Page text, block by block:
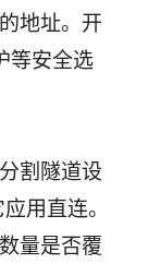
地址。开
等安全选
割隧道设
用直连。
量是否覆